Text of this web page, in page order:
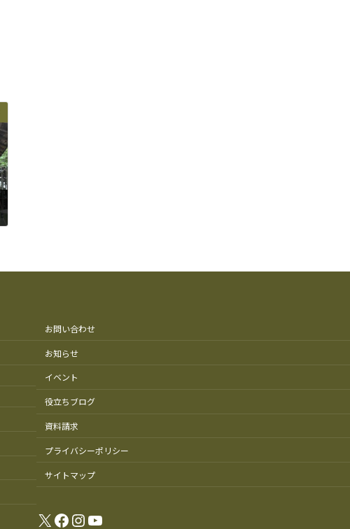
お問い合わせ
お知らせ
イベント
役立ちブログ
資料請求
プライバシーポリシー
サイトマップ
X Facebook
Instagram
YouTube